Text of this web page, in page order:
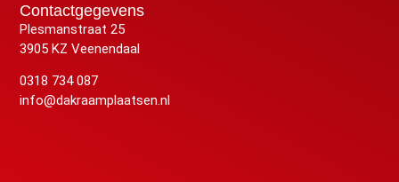
Contactgegevens
Plesmanstraat 25
3905 KZ Veenendaal
0318 734 087
info@dakraamplaatsen.nl